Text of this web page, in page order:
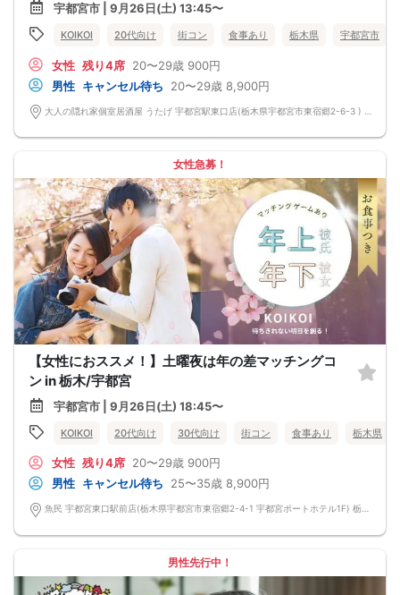
宇都宮市 | 9月26日(土) 13:45〜
KOIKOI 20代向け 街コン 食事あり 栃木県 宇都宮市
女性 残り4席 20〜29歳 900円
男性 キャンセル待ち 20〜29歳 8,900円
女性急募！
【女性におススメ！】土曜夜は年の差マッチングコ
ン in 栃木/宇都宮
宇都宮市 | 9月26日(土) 18:45〜
KOIKOI 20代向け 30代向け 街コン 食事あり 栃木県
女性 残り4席 20〜29歳 900円
男性 キャンセル待ち 25〜35歳 8,900円
男性先行中！